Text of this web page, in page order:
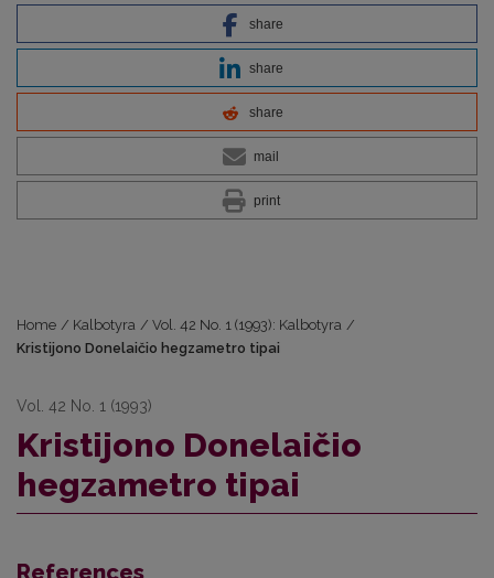
share
share
share
mail
print
Home / Kalbotyra / Vol. 42 No. 1 (1993): Kalbotyra /
Kristijono Donelaičio hegzametro tipai
Vol. 42 No. 1 (1993)
Kristijono Donelaičio
hegzametro tipai
References